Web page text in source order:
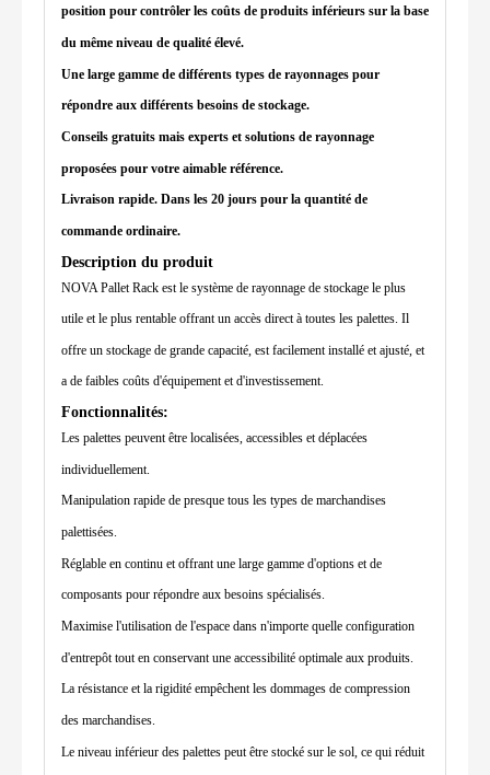
position pour contrôler les coûts de produits inférieurs sur la base
du même niveau de qualité élevé.
Une large gamme de différents types de rayonnages pour
répondre aux différents besoins de stockage.
Conseils gratuits mais experts et solutions de rayonnage
proposées pour votre aimable référence.
Livraison rapide. Dans les 20 jours pour la quantité de
commande ordinaire.
Description du produit
NOVA Pallet Rack est le système de rayonnage de stockage le plus
utile et le plus rentable offrant un accès direct à toutes les palettes. Il
offre un stockage de grande capacité, est facilement installé et ajusté, et
a de faibles coûts d'équipement et d'investissement.
Fonctionnalités:
Les palettes peuvent être localisées, accessibles et déplacées
individuellement.
Manipulation rapide de presque tous les types de marchandises
palettisées.
Réglable en continu et offrant une large gamme d'options et de
composants pour répondre aux besoins spécialisés.
Maximise l'utilisation de l'espace dans n'importe quelle configuration
d'entrepôt tout en conservant une accessibilité optimale aux produits.
La résistance et la rigidité empêchent les dommages de compression
des marchandises.
Le niveau inférieur des palettes peut être stocké sur le sol, ce qui réduit